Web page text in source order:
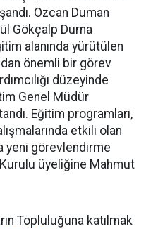
Özcan Duman
Gökçalp Durna
alanında yürütülen
önemli bir görev
düzeyinde
Genel Müdür
Eğitim programları,
etkili olan
yeni görevlendirme
üyeliğine Mahmut
Topluluğuna katılmak